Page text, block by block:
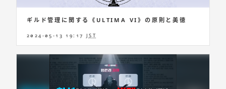
ギルド管理に関する《ULTIMA VI》の原則と美徳
2024-05-13 19:17 JST